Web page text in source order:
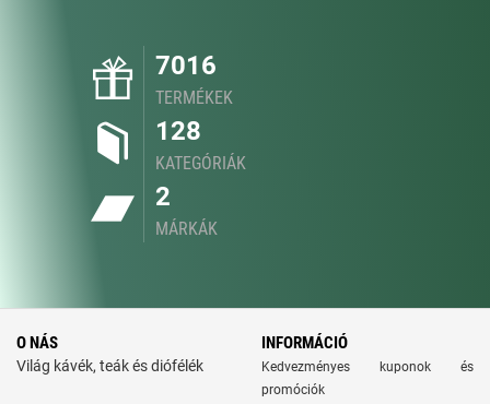
7016
TERMÉKEK
128
KATEGÓRIÁK
2
MÁRKÁK
O NÁS
Világ kávék, teák és diófélék
INFORMÁCIÓ
Kedvezményes kuponok és
promóciók